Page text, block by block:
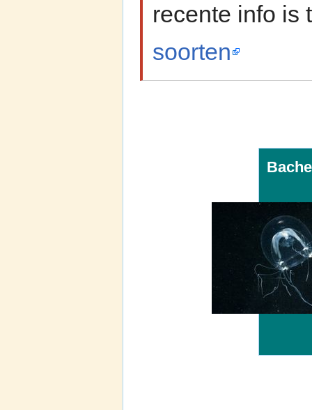
recente info is
soorten